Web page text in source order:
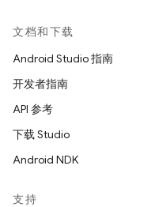
文档和下载
Android Studio 指南
开发者指南
API 参考
下载 Studio
Android NDK
支持